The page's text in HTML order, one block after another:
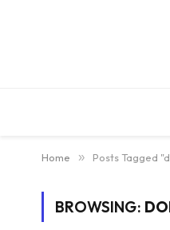
Home » Posts Tagged
BROWSING: